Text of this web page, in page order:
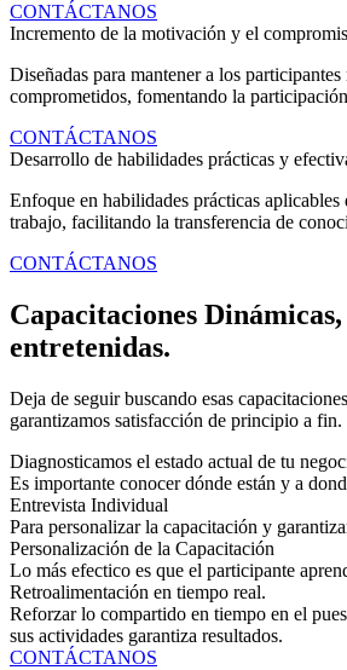
CONTÁCTANOS
Incremento de la motivación y el
Diseñadas para mantener a los
comprometidos, fomentando la
CONTÁCTANOS
Desarrollo de habilidades prácticas y
Enfoque en habilidades prácticas aplicables
trabajo, facilitando la transferencia de
CONTÁCTANOS
Capacitaciones
entretenidas.
Deja de seguir buscando esas
garantizamos satisfacción de principio a fin.
Diagnosticamos el estado actual de tu
Es importante conocer dónde están y a
Entrevista Individual
Para personalizar la capacitación y
Personalización de la Capacitación
Lo más efectico es que el participante
Retroalimentación en tiempo real.
Reforzar lo compartido en tiempo en el
sus actividades garantiza resultados.
CONTÁCTANOS